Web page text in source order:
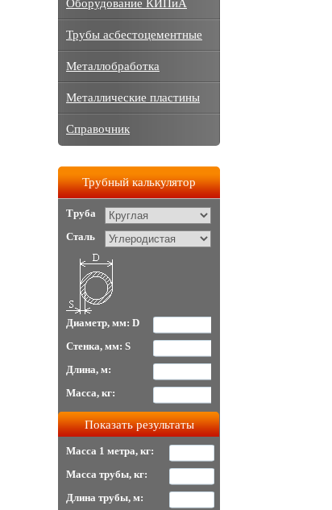
Оборудование КИПиА
Трубы асбестоцементные
Металлобработка
Металлические пластины
Справочник
Трубный калькулятор
Труба
Сталь
Диаметр, мм: D
Стенка, мм: S
Длина, м:
Масса, кг:
Масса 1 метра, кг:
Масса трубы, кг:
Длина трубы, м: